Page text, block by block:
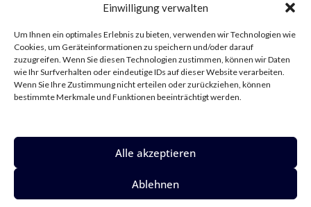
Einwilligung verwalten
Um Ihnen ein optimales Erlebnis zu bieten, verwenden wir Technologien wie
Cookies, um Geräteinformationen zu speichern und/oder darauf
zuzugreifen. Wenn Sie diesen Technologien zustimmen, können wir Daten
wie Ihr Surfverhalten oder eindeutige IDs auf dieser Website verarbeiten.
Wenn Sie Ihre Zustimmung nicht erteilen oder zurückziehen, können
bestimmte Merkmale und Funktionen beeinträchtigt werden.
Alle akzeptieren
Ablehnen
LumaMed
Gründungsmitglied der Vereinigung für
präventive Medizin - Venmed
Rechtliches
Impressum
© 2026 - All Rights Reserved